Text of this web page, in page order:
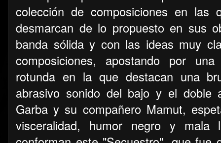
colección de composiciones en
desmarcan de lo propuesto en sus
banda sólida y con las ideas muy
composiciones, apostando por
rotunda en la que destacan una
abrasivo sonido del bajo y el doble
Garba y su compañero Mamut,
visceralidad, humor negro y